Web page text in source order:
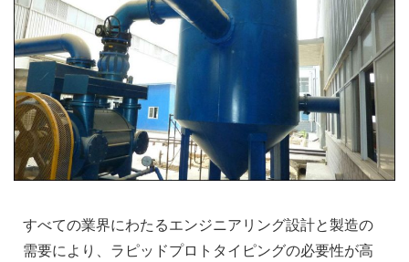
すべての業界にわたるエンジニアリング設計と製造の
需要により、ラピッドプロトタイピングの必要性が高